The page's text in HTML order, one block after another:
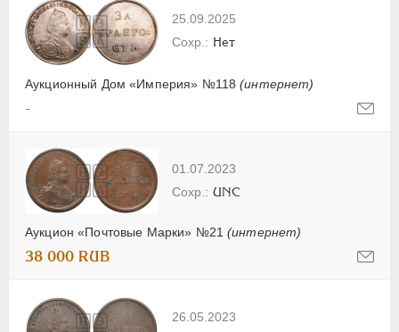
25.09.2025
Аукционный Дом «Империя» №118(интернет)
Нет
-
01.07.2023
Аукцион «Почтовые Марки» №21(интернет)
UNC
38 000 RUB
26.05.2023